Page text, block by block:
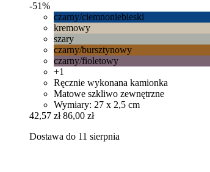
-51%
czarny/ciemnoniebieski
kremowy
szary
czarny/bursztynowy
czarny/fioletowy
+1
Ręcznie wykonana kamionka
Matowe szkliwo zewnętrzne
Wymiary: 27 x 2,5 cm
42,57 zł 86,00 zł
Dostawa do 11 sierpnia